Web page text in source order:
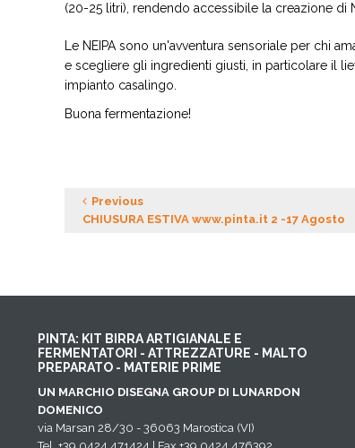
(20-25 litri), rendendo accessibile la creazione di
Le NEIPA sono un'avventura sensoriale per chi
e scegliere gli ingredienti giusti, in particolare il
impianto casalingo.
Buona fermentazione!
Previous
CHIUSURA ESTIVA www.pinta.it 2 -17 Agosto
PINTA: KIT BIRRA ARTIGIANALE E
FERMENTATORI - ATTREZZATURE - MALTO
PREPARATO - MATERIE PRIME
UN MARCHIO DISEGNA GROUP DI LUNARDON
DOMENICO
via Marsan 28/30 - 36063 Marostica (VI)